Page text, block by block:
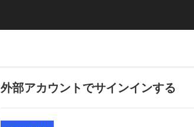
外部アカウントでサインインする